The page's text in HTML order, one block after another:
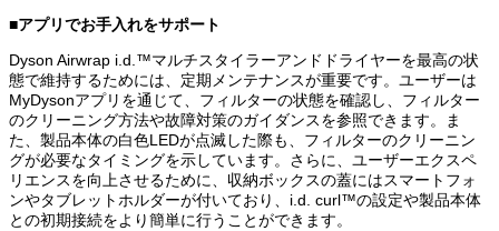
■アプリでお手入れをサポート
Dyson Airwrap i.d.™マルチスタイラーアンドドライヤーを最高の状
態で維持するためには、定期メンテナンスが重要です。ユーザーは
MyDysonアプリを通じて、フィルターの状態を確認し、フィルター
のクリーニング方法や故障対策のガイダンスを参照できます。ま
た、製品本体の白色LEDが点滅した際も、フィルターのクリーニン
グが必要なタイミングを示しています。さらに、ユーザーエクスペ
リエンスを向上させるために、収納ボックスの蓋にはスマートフォ
ンやタブレットホルダーが付いており、i.d. curl™の設定や製品本体
との初期接続をより簡単に行うことができます。